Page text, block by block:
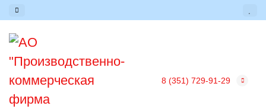
8 (351) 729-91-29